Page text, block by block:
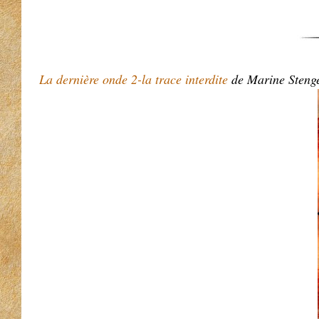
La dernière onde 2-la trace interdite de Marine